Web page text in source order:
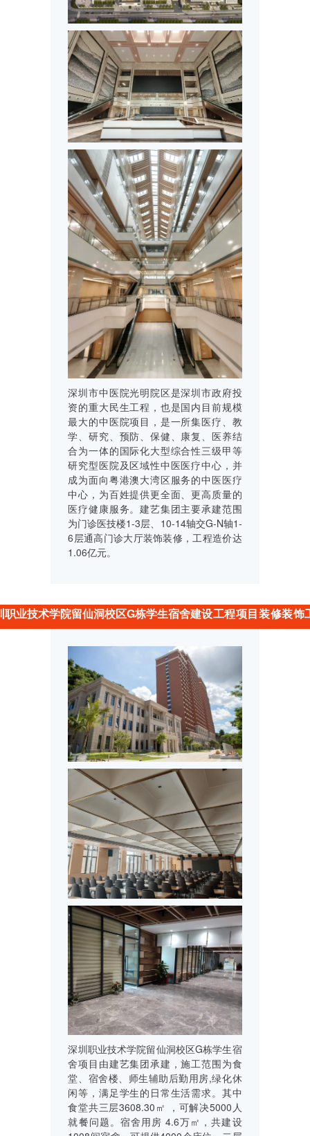
深圳市中医院光明院区是深圳市政府投
资的重大民生工程，也是国内目前规模
最大的中医院项目，是一所集医疗、教
学、研究、预防、保健、康复、医养结
合为一体的国际化大型综合性三级甲等
研究型医院及区域性中医医疗中心，并
成为面向粤港澳大湾区服务的中医医疗
中心，为百姓提供更全面、更高质量的
医疗健康服务。建艺集团主要承建范围
为门诊医技楼1-3层、10-14轴交G-N轴1-
6层通高门诊大厅装饰装修，工程造价达
1.06亿元。
职业技术学院留仙洞校区G栋学生宿舍建设工程项目装修装饰
深圳职业技术学院留仙洞校区G栋学生宿
舍项目由建艺集团承建，施工范围为食
堂、宿舍楼、师生辅助后勤用房,绿化休
闲等，满足学生的日常生活需求。其中
食堂共三层3608.30㎡ ，可解决5000人
就餐问题。宿舍用房 4.6万㎡，共建设